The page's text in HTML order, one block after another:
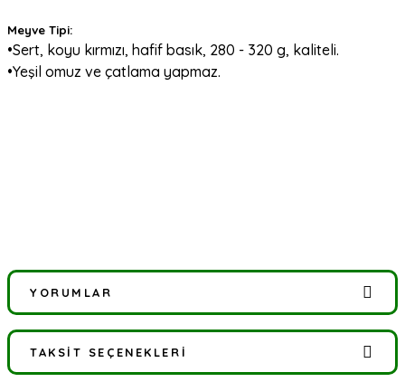
Meyve Tipi:
•Sert, koyu kırmızı, hafif basık, 280 - 320 g, kaliteli.
•Yeşil omuz ve çatlama yapmaz.
YORUMLAR
Bu ürüne ilk yorumu siz yapın!
TAKSIT SEÇENEKLERI